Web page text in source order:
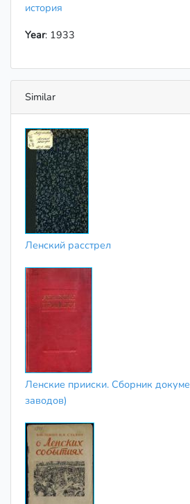
история
Year: 1933
Similar
Ленский расстрел
Ленские прииски. Сборник
заводов)